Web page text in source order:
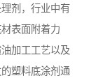
剂，行业中有
表面附着力
加工工艺以及
塑料底涂剂通